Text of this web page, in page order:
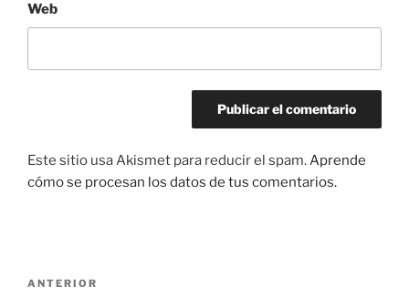
Web
Este sitio usa Akismet para reducir el spam.Aprende
cómo se procesan los datos de tus comentarios.
Entrada
ANTERIOR